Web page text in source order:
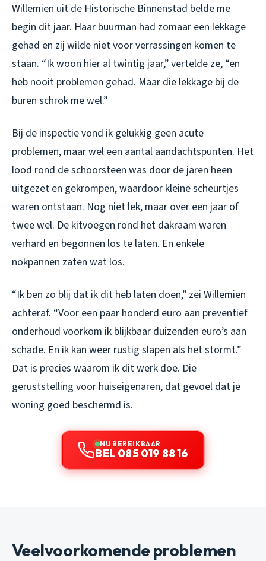
Willemien uit de Historische Binnenstad belde me
begin dit jaar. Haar buurman had zomaar een lekkage
gehad en zij wilde niet voor verrassingen komen te
staan. “Ik woon hier al twintig jaar,” vertelde ze, “en
heb nooit problemen gehad. Maar die lekkage bij de
buren schrok me wel.”
Bij de inspectie vond ik gelukkig geen acute
problemen, maar wel een aantal aandachtspunten. Het
lood rond de schoorsteen was door de jaren heen
uitgezet en gekrompen, waardoor kleine scheurtjes
waren ontstaan. Nog niet lek, maar over een jaar of
twee wel. De kitvoegen rond het dakraam waren
verhard en begonnen los te laten. En enkele
nokpannen zaten wat los.
“Ik ben zo blij dat ik dit heb laten doen,” zei Willemien
achteraf. “Voor een paar honderd euro aan preventief
onderhoud voorkom ik blijkbaar duizenden euro’s aan
schade. En ik kan weer rustig slapen als het stormt.”
Dat is precies waarom ik dit werk doe. Die
geruststelling voor huiseigenaren, dat gevoel dat je
woning goed beschermd is.
NU BEREIKBAAR
BEL 085 019 88 16
Veelvoorkomende problemen